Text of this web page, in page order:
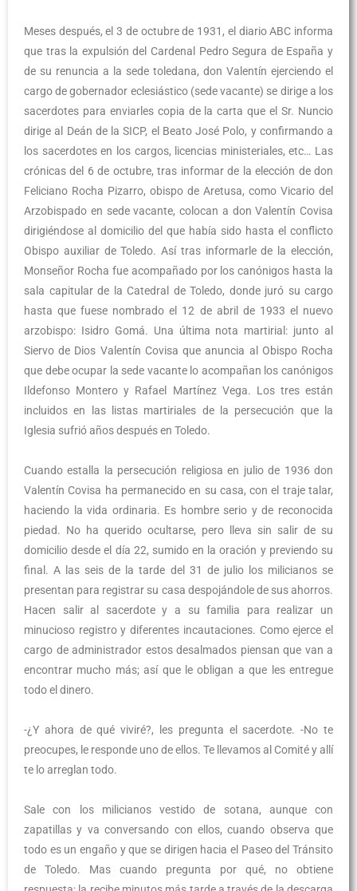
Meses después, el 3 de octubre de 1931, el diario ABC informa
que tras la expulsión del Cardenal Pedro Segura de España y
de su renuncia a la sede toledana, don Valentín ejerciendo el
cargo de gobernador eclesiástico (sede vacante) se dirige a los
sacerdotes para enviarles copia de la carta que el Sr. Nuncio
dirige al Deán de la SICP, el Beato José Polo, y confirmando a
los sacerdotes en los cargos, licencias ministeriales, etc… Las
crónicas del 6 de octubre, tras informar de la elección de don
Feliciano Rocha Pizarro, obispo de Aretusa, como Vicario del
Arzobispado en sede vacante, colocan a don Valentín Covisa
dirigiéndose al domicilio del que había sido hasta el conflicto
Obispo auxiliar de Toledo. Así tras informarle de la elección,
Monseñor Rocha fue acompañado por los canónigos hasta la
sala capitular de la Catedral de Toledo, donde juró su cargo
hasta que fuese nombrado el 12 de abril de 1933 el nuevo
arzobispo: Isidro Gomá. Una última nota martirial: junto al
Siervo de Dios Valentín Covisa que anuncia al Obispo Rocha
que debe ocupar la sede vacante lo acompañan los canónigos
Ildefonso Montero y Rafael Martínez Vega. Los tres están
incluidos en las listas martiriales de la persecución que la
Iglesia sufrió años después en Toledo.
Cuando estalla la persecución religiosa en julio de 1936 don
Valentín Covisa ha permanecido en su casa, con el traje talar,
haciendo la vida ordinaria. Es hombre serio y de reconocida
piedad. No ha querido ocultarse, pero lleva sin salir de su
domicilio desde el día 22, sumido en la oración y previendo su
final. A las seis de la tarde del 31 de julio los milicianos se
presentan para registrar su casa despojándole de sus ahorros.
Hacen salir al sacerdote y a su familia para realizar un
minucioso registro y diferentes incautaciones. Como ejerce el
cargo de administrador estos desalmados piensan que van a
encontrar mucho más; así que le obligan a que les entregue
todo el dinero.
-¿Y ahora de qué viviré?, les pregunta el sacerdote. -No te
preocupes, le responde uno de ellos. Te llevamos al Comité y allí
te lo arreglan todo.
Sale con los milicianos vestido de sotana, aunque con
zapatillas y va conversando con ellos, cuando observa que
todo es un engaño y que se dirigen hacia el Paseo del Tránsito
de Toledo. Mas cuando pregunta por qué, no obtiene